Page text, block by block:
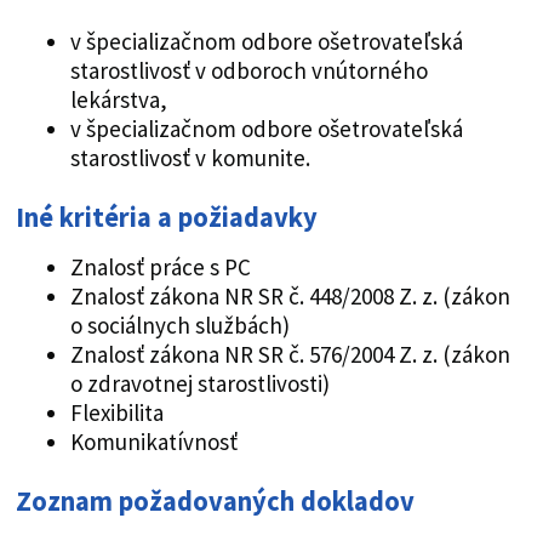
v špecializačnom odbore ošetrovateľská
starostlivosť v odboroch vnútorného
lekárstva,
v špecializačnom odbore ošetrovateľská
starostlivosť v komunite.
Iné kritéria a požiadavky
Znalosť práce s PC
Znalosť zákona NR SR č. 448/2008 Z. z. (zákon
o sociálnych službách)
Znalosť zákona NR SR č. 576/2004 Z. z. (zákon
o zdravotnej starostlivosti)
Flexibilita
Komunikatívnosť
Zoznam požadovaných dokladov